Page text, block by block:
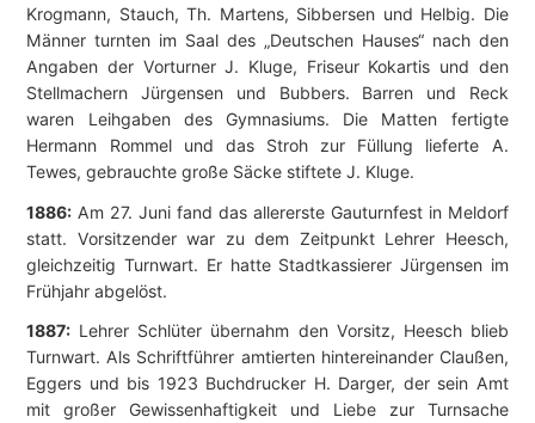
Krogmann, Stauch, Th. Martens, Sibbersen und Helbig. Die
Männer turnten im Saal des „Deutschen Hauses“ nach den
Angaben der Vorturner J. Kluge, Friseur Kokartis und den
Stellmachern Jürgensen und Bubbers. Barren und Reck
waren Leihgaben des Gymnasiums. Die Matten fertigte
Hermann Rommel und das Stroh zur Füllung lieferte A.
Tewes, gebrauchte große Säcke stiftete J. Kluge.
1886: Am 27. Juni fand das allererste Gauturnfest in Meldorf
statt. Vorsitzender war zu dem Zeitpunkt Lehrer Heesch,
gleichzeitig Turnwart. Er hatte Stadtkassierer Jürgensen im
Frühjahr abgelöst.
1887: Lehrer Schlüter übernahm den Vorsitz, Heesch blieb
Turnwart. Als Schriftführer amtierten hintereinander Claußen,
Eggers und bis 1923 Buchdrucker H. Darger, der sein Amt
mit großer Gewissenhaftigkeit und Liebe zur Turnsache